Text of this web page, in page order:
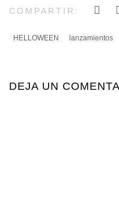
COMPARTIR:
HELLOWEEN lanzamientos
DEJA UN